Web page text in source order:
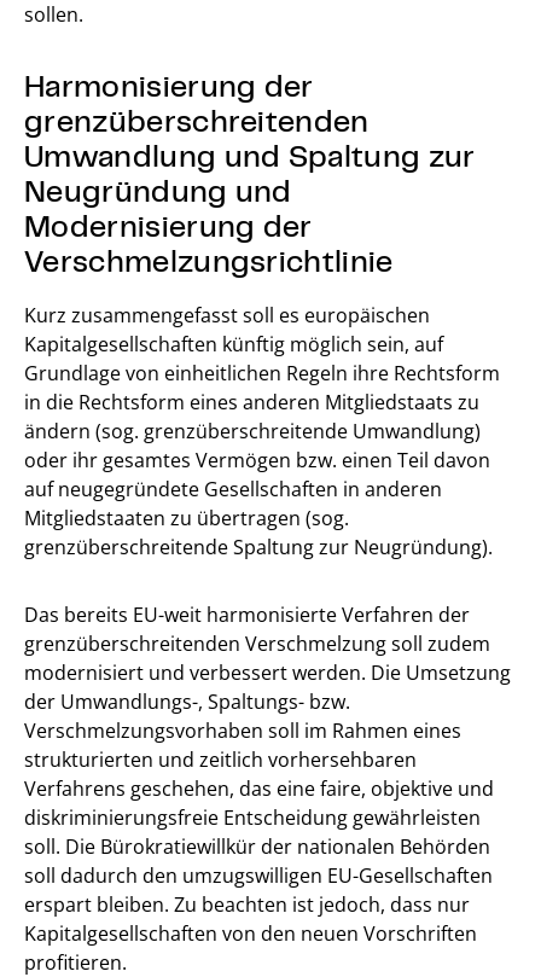
sollen.
Harmonisierung der
grenzüberschreitenden
Umwandlung und Spaltung zur
Neugründung und
Modernisierung der
Verschmelzungsrichtlinie
Kurz zusammengefasst soll es europäischen
Kapitalgesellschaften künftig möglich sein, auf
Grundlage von einheitlichen Regeln ihre Rechtsform
in die Rechtsform eines anderen Mitgliedstaats zu
ändern (sog. grenzüberschreitende Umwandlung)
oder ihr gesamtes Vermögen bzw. einen Teil davon
auf neugegründete Gesellschaften in anderen
Mitgliedstaaten zu übertragen (sog.
grenzüberschreitende Spaltung zur Neugründung).
Das bereits EU-weit harmonisierte Verfahren der
grenzüberschreitenden Verschmelzung soll zudem
modernisiert und verbessert werden. Die Umsetzung
der Umwandlungs-, Spaltungs- bzw.
Verschmelzungsvorhaben soll im Rahmen eines
strukturierten und zeitlich vorhersehbaren
Verfahrens geschehen, das eine faire, objektive und
diskriminierungsfreie Entscheidung gewährleisten
soll. Die Bürokratiewillkür der nationalen Behörden
soll dadurch den umzugswilligen EU-Gesellschaften
erspart bleiben. Zu beachten ist jedoch, dass nur
Kapitalgesellschaften von den neuen Vorschriften
profitieren.